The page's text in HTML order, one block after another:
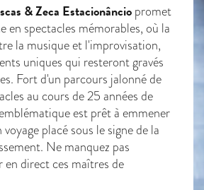
& Zeca Estacionâncio promet
en spectacles mémorables, où la
la musique et l'improvisation,
uniques qui resteront gravés
Fort d'un parcours jalonné de
au cours de 25 années de
est prêt à emmener
placé sous le signe de la
Ne manquez pas
en direct ces maîtres de